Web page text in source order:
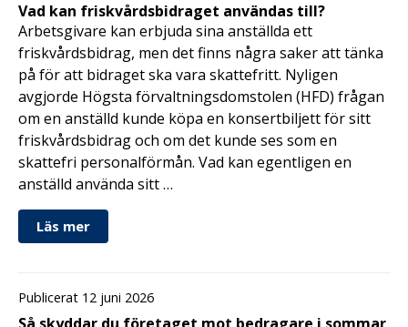
Vad kan friskvårdsbidraget användas till?
Arbetsgivare kan erbjuda sina anställda ett
friskvårdsbidrag, men det finns några saker att tänka
på för att bidraget ska vara skattefritt. Nyligen
avgjorde Högsta förvaltningsdomstolen (HFD) frågan
om en anställd kunde köpa en konsertbiljett för sitt
friskvårdsbidrag och om det kunde ses som en
skattefri personalförmån. Vad kan egentligen en
anställd använda sitt …
Läs mer
Publicerat 12 juni 2026
Så skyddar du företaget mot bedragare i sommar